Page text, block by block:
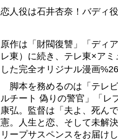
恋人役は石井杏奈！バディ
原作は「財閥復讐」「ディ
レ東）に続き、テレ東×ア
した完全オリジナル漫画
脚本を務めるのは「テレ
ルチート 偽りの警官」「レ
康弘。監督は「夫よ、死ん
憲。人生と恋、そして未解
リープサスペンスをお届け